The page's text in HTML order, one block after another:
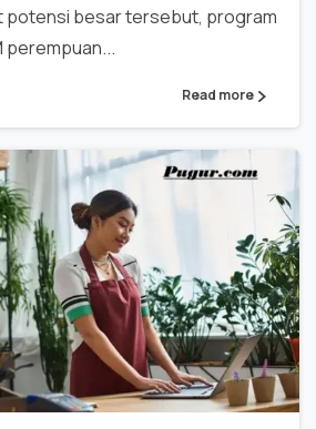
potensi besar tersebut, program
perempuan...
Read more
0 0